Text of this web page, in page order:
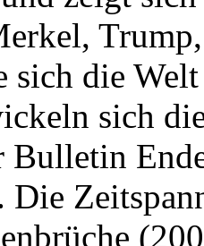
sich die
sich
Bulletin
Die